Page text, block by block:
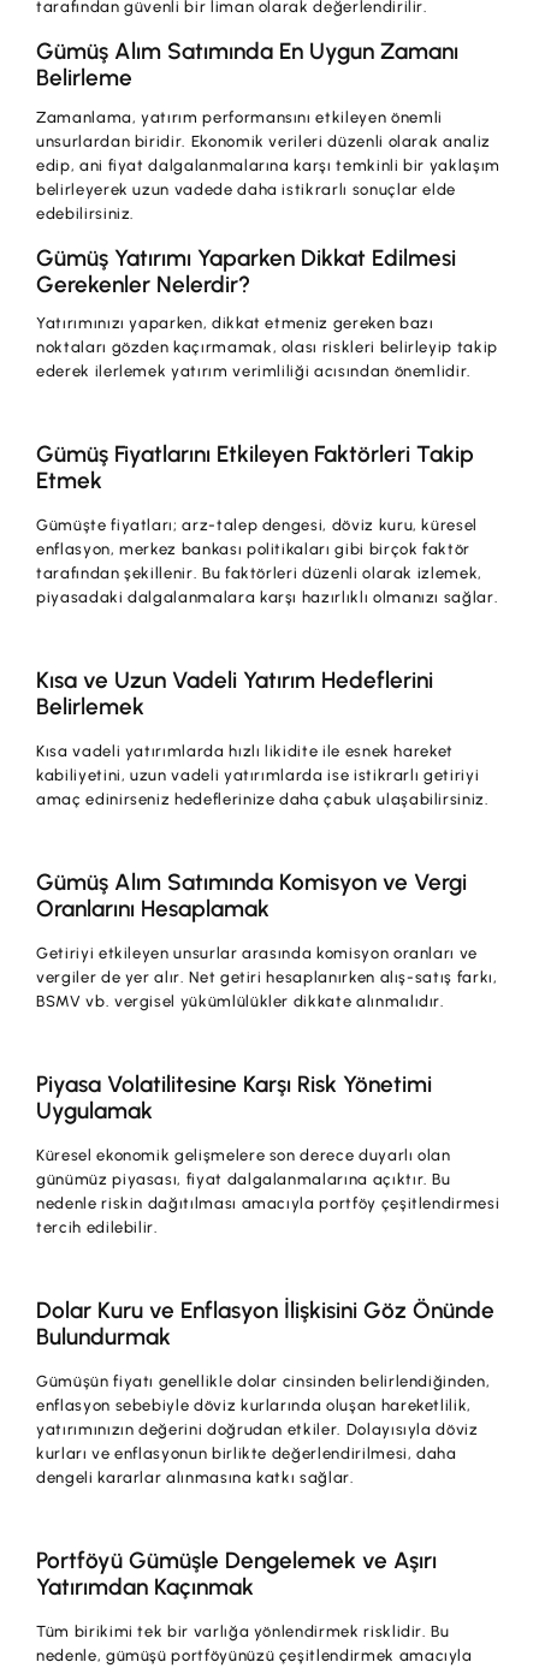
tarafından güvenli bir liman olarak değerlendirilir.
Gümüş Alım Satımında En Uygun Zamanı
Belirleme
Zamanlama, yatırım performansını etkileyen önemli
unsurlardan biridir. Ekonomik verileri düzenli olarak analiz
edip, ani fiyat dalgalanmalarına karşı temkinli bir yaklaşım
belirleyerek uzun vadede daha istikrarlı sonuçlar elde
edebilirsiniz.
Gümüş Yatırımı Yaparken Dikkat Edilmesi
Gerekenler Nelerdir?
Yatırımınızı yaparken, dikkat etmeniz gereken bazı
noktaları gözden kaçırmamak, olası riskleri belirleyip takip
ederek ilerlemek yatırım verimliliği acısından önemlidir.
Gümüş Fiyatlarını Etkileyen Faktörleri Takip
Etmek
Gümüşte fiyatları; arz-talep dengesi, döviz kuru, küresel
enflasyon, merkez bankası politikaları gibi birçok faktör
tarafından şekillenir. Bu faktörleri düzenli olarak izlemek,
piyasadaki dalgalanmalara karşı hazırlıklı olmanızı sağlar.
Kısa ve Uzun Vadeli Yatırım Hedeflerini
Belirlemek
Kısa vadeli yatırımlarda hızlı likidite ile esnek hareket
kabiliyetini, uzun vadeli yatırımlarda ise istikrarlı getiriyi
amaç edinirseniz hedeflerinize daha çabuk ulaşabilirsiniz.
Gümüş Alım Satımında Komisyon ve Vergi
Oranlarını Hesaplamak
Getiriyi etkileyen unsurlar arasında komisyon oranları ve
vergiler de yer alır. Net getiri hesaplanırken alış-satış farkı,
BSMV vb. vergisel yükümlülükler dikkate alınmalıdır.
Piyasa Volatilitesine Karşı Risk Yönetimi
Uygulamak
Küresel ekonomik gelişmelere son derece duyarlı olan
günümüz piyasası, fiyat dalgalanmalarına açıktır. Bu
nedenle riskin dağıtılması amacıyla portföy çeşitlendirmesi
tercih edilebilir.
Dolar Kuru ve Enflasyon İlişkisini Göz Önünde
Bulundurmak
Gümüşün fiyatı genellikle dolar cinsinden belirlendiğinden,
enflasyon sebebiyle döviz kurlarında oluşan hareketlilik,
yatırımınızın değerini doğrudan etkiler. Dolayısıyla döviz
kurları ve enflasyonun birlikte değerlendirilmesi, daha
dengeli kararlar alınmasına katkı sağlar.
Portföyü Gümüşle Dengelemek ve Aşırı
Yatırımdan Kaçınmak
Tüm birikimi tek bir varlığa yönlendirmek risklidir. Bu
nedenle, gümüşü portföyünüzü çeşitlendirmek amacıyla